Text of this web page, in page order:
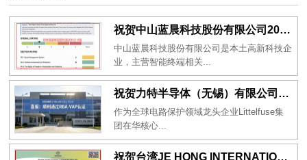
祝贺中山蓝晨科技股份有限公司2026年一次性成功通过BSCI验厂-B级
中山蓝晨科技股份有限公司是本土高新科技企
业，主营智能终端相关...
祝贺力特半导体（无锡）有限公司2026年一次性成功通过RBA-VAP认证审核并取得170.2分
作为全球电路保护领域龙头企业Littelfuse集
团在华核心...
祝贺台湾JE HONG INTERNATIONAL TEXTILE CO., LTD 2026年一次性成功通过GRS认证